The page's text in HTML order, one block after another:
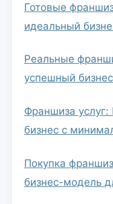
Готовые
идеальный
Реальные
успешный
Франшиза
бизнес с
Покупка
бизнес-модель